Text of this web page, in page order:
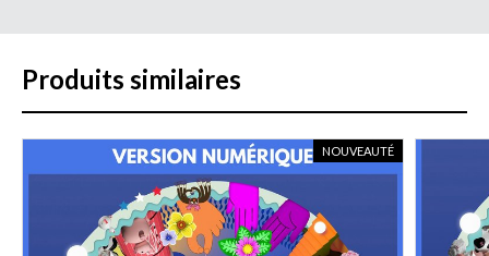
Produits similaires
NOUVEAUTÉ